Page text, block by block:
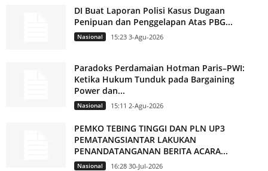
DI Buat Laporan Polisi Kasus Dugaan
Penipuan dan Penggelapan Atas PBG...
Nasional 15:23 3-Agu-2026
Paradoks Perdamaian Hotman Paris–PWI:
Ketika Hukum Tunduk pada Bargaining
Power dan...
Nasional 15:11 2-Agu-2026
PEMKO TEBING TINGGI DAN PLN UP3
PEMATANGSIANTAR LAKUKAN
PENANDATANGANAN BERITA ACARA...
Nasional 16:28 30-Jul-2026